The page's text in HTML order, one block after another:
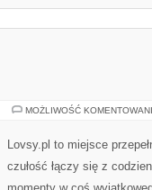
MOŻLIWOŚĆ
Lovsy.pl to miejsce
czułość łączy się z